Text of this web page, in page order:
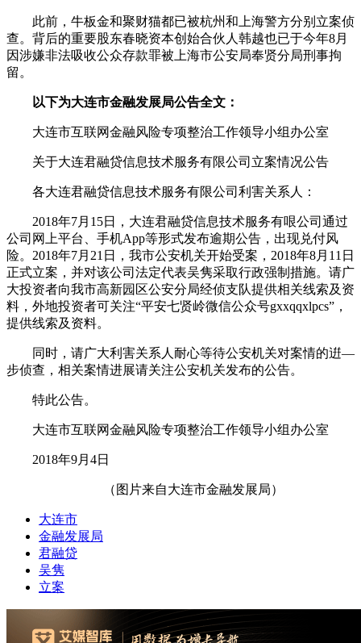
此前，牛板金和聚财猫都已被杭州和上海警方分别立案侦
查。背后的重要股东春晓资本创始合伙人韩越也已于今年8月
因涉嫌非法吸收公众存款罪被上海市公安局奉贤分局刑事拘
留。
以下为大连市金融发展局公告全文：
大连市互联网金融风险专项整治工作领导小组办公室
关于大连君融贷信息技术服务有限公司立案情况公告
各大连君融贷信息技术服务有限公司利害关系人：
2018年7月15日，大连君融贷信息技术服务有哏公司通过
公司网上平台、手机App等形式发布逾期公告，出现兑付风
险。2018年7月21日，我市公安机关开始受案，2018年8月11日
正式立案，并对该公司法定代表吴隽采取行政强制措施。请广
大投资者向我市高新园区公安分局经侦支队提供相关线索及资
料，外地投资者可关注“平安七贤岭微信公众号gxxqqxlpcs”，
提供线索及资料。
同时，请广大利害关系人耐心等待公安机关对案情的逬—
步侦查，相关案情进展请关注公安机关发布的公告。
特此公告。
大连市互联网金融风险专项整治工作领导小组办公室
2018年9月4日
（图片来自大连市金融发展局）
大连市
金融发展局
君融贷
吴隽
立案